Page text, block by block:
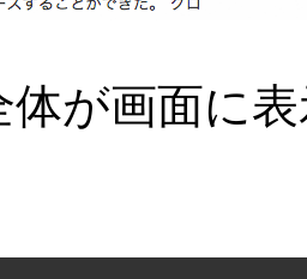
体が画面に